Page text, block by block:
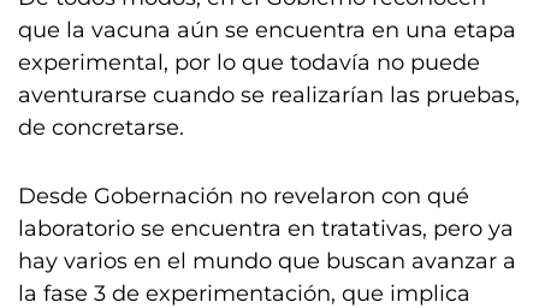
que la vacuna aún se encuentra en una etapa
experimental, por lo que todavía no puede
aventurarse cuando se realizarían las pruebas,
de concretarse.
Desde Gobernación no revelaron con qué
laboratorio se encuentra en tratativas, pero ya
hay varios en el mundo que buscan avanzar a
la fase 3 de experimentación, que implica